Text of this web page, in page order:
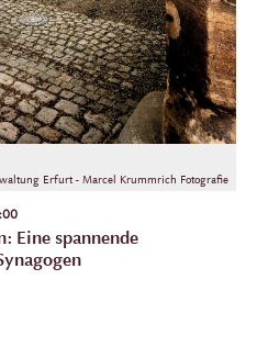
Erfurt - Marcel Krummrich Fotografie
Eine spannende